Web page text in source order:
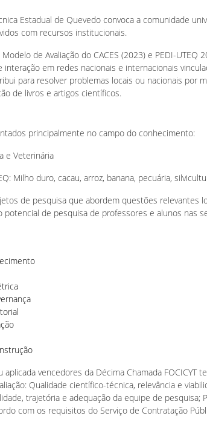
Estadual de Quevedo convoca a comunidade
com recursos institucionais.
de Avaliação do CACES (2023) e PEDI-UTEQ
em redes nacionais e internacionais
para resolver problemas locais ou nacionais por
de livros e artigos científicos.
principalmente no campo do conhecimento:
e Veterinária
Milho duro, cacau, arroz, banana, pecuária,
de pesquisa que abordem questões relevantes
de pesquisa de professores e alunos nas
vencedores da Décima Chamada FOCICYT
Qualidade científico-técnica, relevância e
trajetória e adequação da equipe de pesquisa;
com os requisitos do Serviço de Contratação